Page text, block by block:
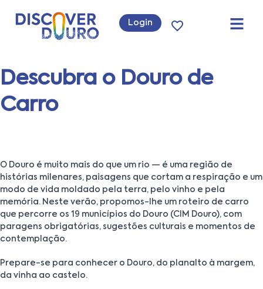
Login
Descubra o Douro de
Carro
O Douro é muito mais do que um rio — é uma região de
histórias milenares, paisagens que cortam a respiração e um
modo de vida moldado pela terra, pelo vinho e pela
memória. Neste verão, propomos-lhe um roteiro de carro
que percorre os 19 municípios do Douro (CIM Douro), com
paragens obrigatórias, sugestões culturais e momentos de
contemplação.
Prepare-se para conhecer o Douro, do planalto à margem,
da vinha ao castelo.